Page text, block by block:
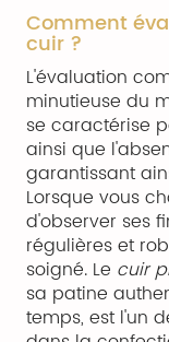
Comment
cuir ?
L'évaluation
minutieuse du
se caractérise
ainsi que
garantissant
Lorsque vous
d'observer ses
régulières et
soigné. Le cuir
sa patine
temps, est l'un